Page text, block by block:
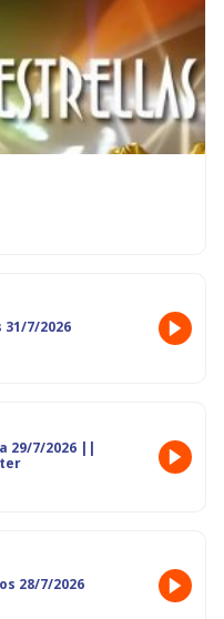
7/2026
29/7/2026 ||
28/7/2026